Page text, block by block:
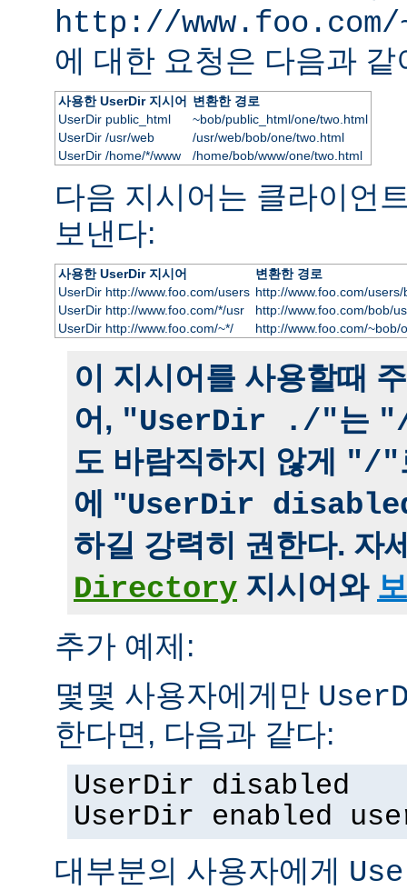
http://
에 대한 요청은 다음과 같
사용한 UserDir 지시어
변환한 경로
UserDir public_html
~bob/public_html/one/two.html
UserDir /usr/web
/usr/web/bob/one/two.html
UserDir /home/*/www
/home/bob/www/one/two.html
다음 지시어는 클라이언
보낸다:
사용한 UserDir 지시어
변환한 경로
UserDir http://www.foo.com/users http://www.foo.com/
UserDir http://www.foo.com/*/usr
http://www.foo.com/bob/
UserDir http://www.foo.com/~*/
http://www.foo.com/~bob/
이 지시어를 사용할때
어, "UserDir ./"는
도 바람직하지 않게
"/"
에 "UserDir
하길 강력히 권한다. 자
Directory 지시어와
추가 예제:
몇몇 사용자에게만
한다면, 다음과 같다:
UserDir disabled
UserDir enabled
대부분의 사용자에게